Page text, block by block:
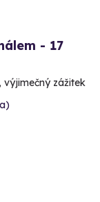
- 17
výjimečný zážitek